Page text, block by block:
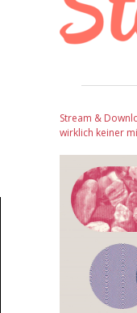
Stream &
wirklich keiner